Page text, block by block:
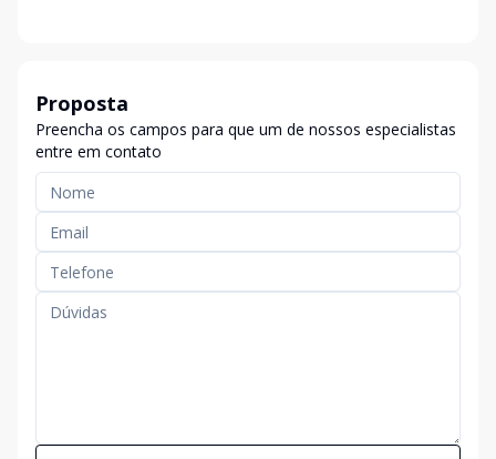
Proposta
Preencha os campos para que um de nossos especialistas
entre em contato